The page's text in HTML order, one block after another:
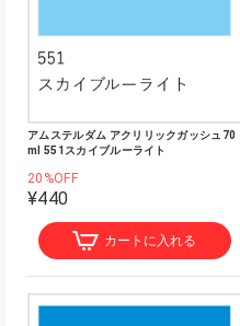
アムステルダム アクリリックガッシュ70
ml 551スカイブルーライト
20%OFF
¥440
カートに入れる